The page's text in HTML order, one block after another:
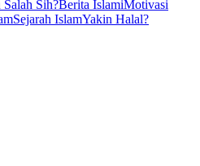
Sih?Berita IslamiMotivasi
Sejarah IslamYakin Halal?